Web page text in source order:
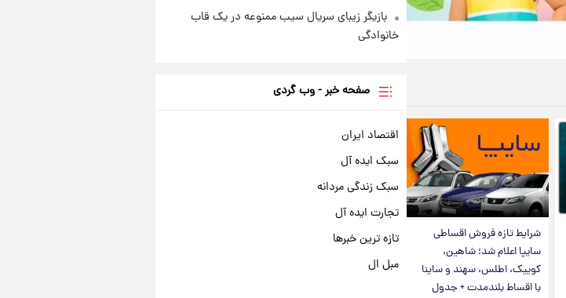
شرایط تازه فروش اقساطی
سایپا اعلام شد؛ شاهین،
کوییک، اطلس، سهند و ساینا
با اقساط بلندمدت + جدول
بازیگر زیبای سریال سیب ممنوعه در یک قاب
خانوادگی
صفحه خبر - وب گردی
اقتصاد ایران
سبک ایده آل
سبک زندگی مردانه
تجارت ایده آل
تازه ترین خبرها
مبل ال